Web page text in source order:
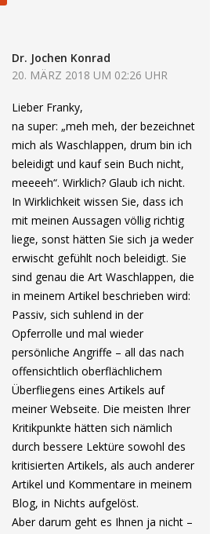
Dr. Jochen Konrad
20. MÄRZ 2018 UM 02:26 UHR
Lieber Franky,
na super: „meh meh, der bezeichnet
mich als Waschlappen, drum bin ich
beleidigt und kauf sein Buch nicht,
meeeeh“. Wirklich? Glaub ich nicht.
In Wirklichkeit wissen Sie, dass ich
mit meinen Aussagen völlig richtig
liege, sonst hätten Sie sich ja weder
erwischt gefühlt noch beleidigt. Sie
sind genau die Art Waschlappen, die
in meinem Artikel beschrieben wird:
Passiv, sich suhlend in der
Opferrolle und mal wieder
persönliche Angriffe – all das nach
offensichtlich oberflächlichem
Überfliegens eines Artikels auf
meiner Webseite. Die meisten Ihrer
Kritikpunkte hätten sich nämlich
durch bessere Lektüre sowohl des
kritisierten Artikels, als auch anderer
Artikel und Kommentare in meinem
Blog, in Nichts aufgelöst.
Aber darum geht es Ihnen ja nicht –